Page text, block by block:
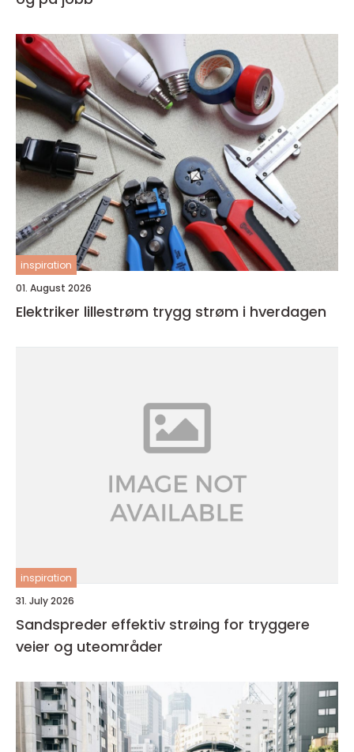
inspiration
01. August 2026
Elektriker lillestrøm trygg strøm i hverdagen
inspiration
31. July 2026
Sandspreder effektiv strøing for tryggere
veier og uteområder